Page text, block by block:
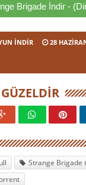
Brigade İndir -
İNDIR 28
Strange Brigade